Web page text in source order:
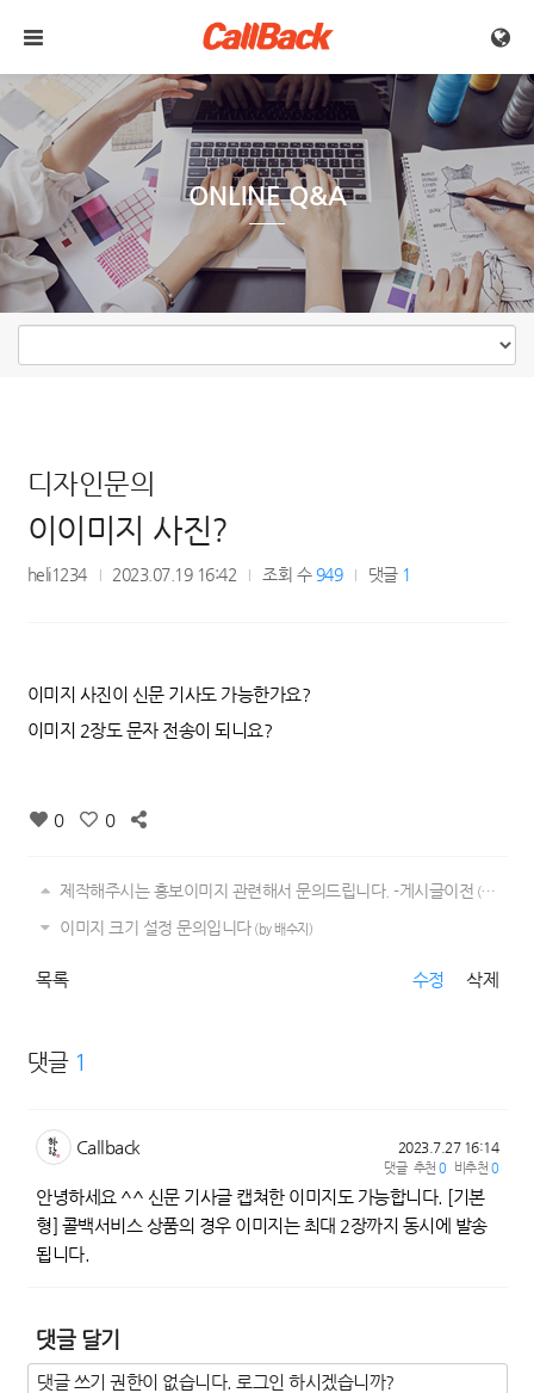
ONLINE Q&A
디자인문의
이이미지 사진?
heli1234 2023.07.19 16:42 조회 수 949 댓글 1
이미지 사진이 신문 기사도 가능한가요?
이미지 2장도 문자 전송이 되니요?
0 0
제작해주시는 홍보이미지 관련해서 문의드립니다. -게시글이전 (by Callback)
이미지 크기 설정 문의입니다(by 배수지)
목록 수정 삭제
댓글 1
Callback 2023.7.27 16:14
댓글 추천0 비추천 0
안녕하세요 ^^ 신문 기사글 캡쳐한 이미지도 가능합니다. [기본
형] 콜백서비스 상품의 경우 이미지는 최대 2장까지 동시에 발송
됩니다.
댓글 달기